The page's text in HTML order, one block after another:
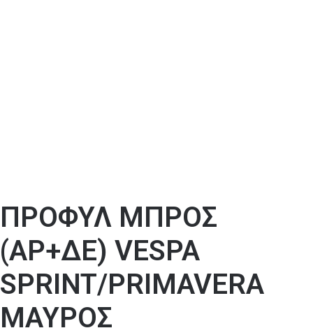
ΠΡΟΦΥΛ ΜΠΡΟΣ
(ΑΡ+ΔΕ) VESPA
SPRINT/PRIMAVERA
ΜΑΥΡΟΣ